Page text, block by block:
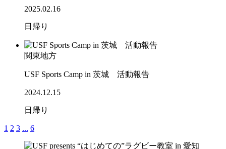
2025.02.16
日帰り
関東地方
USF Sports Camp in 茨城 活動報告
2024.12.15
日帰り
1 2 3 ... 6